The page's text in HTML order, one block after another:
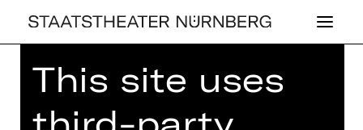
Home>House>Artists > Ji Hyung
This site uses
third-party